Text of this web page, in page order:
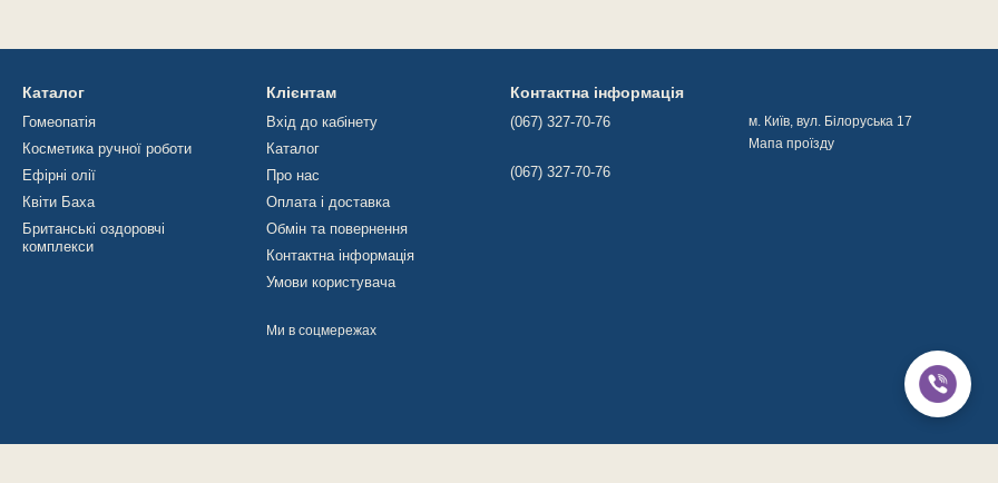
Каталог
Гомеопатія
Косметика ручної роботи
Ефірні олії
Квіти Баха
Британські оздоровчі
комплекси
Клієнтам
Вхід до кабінету
Каталог
Про нас
Оплата і доставка
Обмін та повернення
Контактна інформація
Умови користувача
Ми в соцмережах
Контактна інформація
(067) 327-70-76
(067) 327-70-76
м. Київ, вул. Білоруська 17
Мапа проїзду